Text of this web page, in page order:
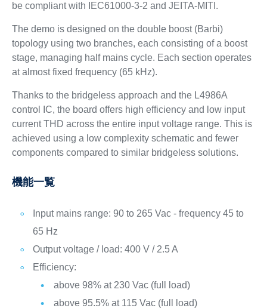
be compliant with IEC61000-3-2 and JEITA-MITI.
The demo is designed on the double boost (Barbi)
topology using two branches, each consisting of a boost
stage, managing half mains cycle. Each section operates
at almost fixed frequency (65 kHz).
Thanks to the bridgeless approach and the L4986A
control IC, the board offers high efficiency and low input
current THD across the entire input voltage range. This is
achieved using a low complexity schematic and fewer
components compared to similar bridgeless solutions.
機能一覧
Input mains range: 90 to 265 Vac - frequency 45 to
65 Hz
Output voltage / load: 400 V / 2.5 A
Efficiency:
above 98% at 230 Vac (full load)
above 95.5% at 115 Vac (full load)